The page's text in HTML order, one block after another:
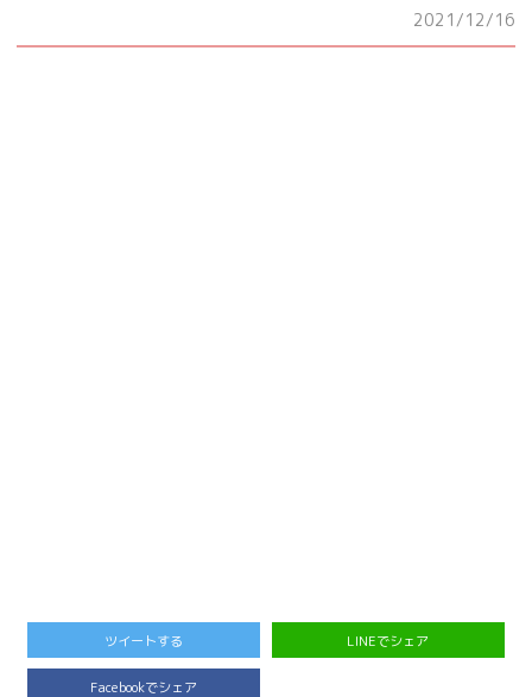
2021/12/16
ツイートする LINEでシェア
Facebookでシェア